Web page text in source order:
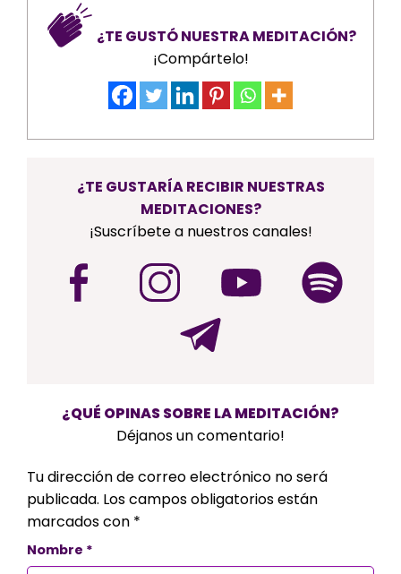
¿TE GUSTÓ NUESTRA MEDITACIÓN?
¡Compártelo!
¿TE GUSTARÍA RECIBIR NUESTRAS
MEDITACIONES?
¡Suscríbete a nuestros canales!
¿QUÉ OPINAS SOBRE LA MEDITACIÓN?
Déjanos un comentario!
Tu dirección de correo electrónico no será
publicada. Los campos obligatorios están
marcados con *
Nombre *